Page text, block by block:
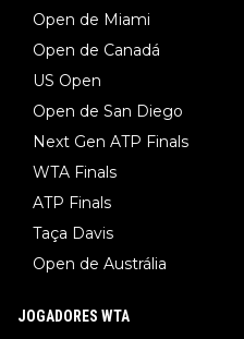
Open de Miami
Open de Canadá
US Open
Open de San Diego
Next Gen ATP Finals
WTA Finals
ATP Finals
Taça Davis
Open de Austrália
JOGADORES WTA